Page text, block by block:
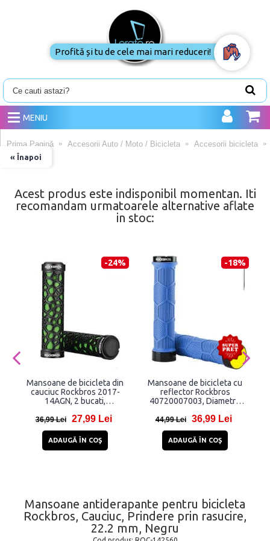
MENIU
« Înapoi
Prima Pagină Accesorii Auto / Moto / Bicicleta Accesorii bicicleta
Acest produs este indisponibil momentan. Iti
recomandam urmatoarele alternative aflate
in stoc:
-24%
Mansoane de bicicleta din
cauciuc Rockbros 2017-
14AGN, 2 bucati,
36,99 Lei 27,99 Lei
ADAUGĂ ÎN COŞ
-18%
Mansoane de bicicleta cu
reflector Rockbros
40720007003, Diametru
44,99 Lei 36,99 Lei
ADAUGĂ ÎN COŞ
Mansoane antiderapante pentru bicicleta
Rockbros, Cauciuc, Prindere prin rasucire,
22.2 mm, Negru
Profită și tu de cele mai mari reduceri!